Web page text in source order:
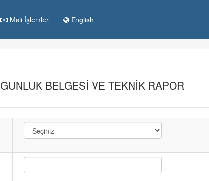
Mali İşlemler English
BELGESI VE TEKNIK RAPOR